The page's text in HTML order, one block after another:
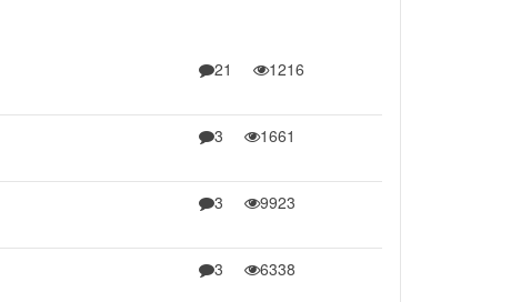
21 1216
3 1661
3 9923
3 6338